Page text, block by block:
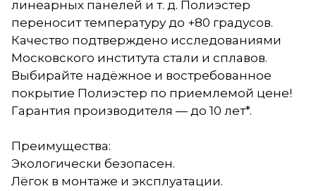
линеарных панелей и т. д. Полиэстер
переносит температуру до +80 градусов.
Качество подтверждено исследованиями
Московского института стали и сплавов.
Выбирайте надёжное и востребованное
покрытие Полиэстер по приемлемой цене!
Гарантия производителя — до 10 лет*.
Преимущества:
Экологически безопасен.
Лёгок в монтаже и эксплуатации.